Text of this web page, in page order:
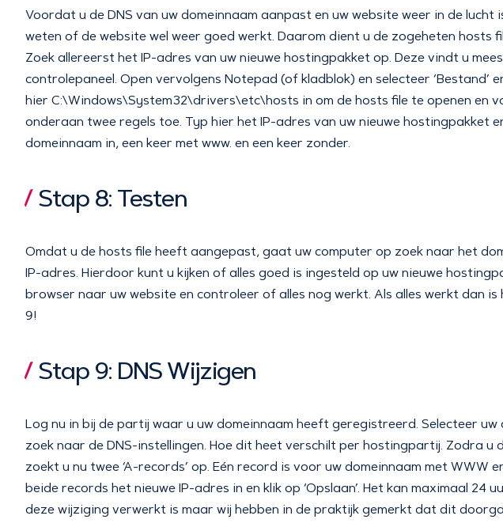
Voordat u de DNS van uw domeinnaam aanpast en uw website weer in de lucht
weten of de website wel weer goed werkt. Daarom dient u de zogeheten hosts
Zoek allereerst het IP-adres van uw nieuwe hostingpakket op. Deze vindt u
controlepaneel. Open vervolgens Notepad (of kladblok) en selecteer ‘Bestand’ en
hier C:\Windows\System32\drivers\etc\hosts in om de hosts file te openen en
onderaan twee regels toe. Typ hier het IP-adres van uw nieuwe hostingpakket
domeinnaam in, een keer met www. en een keer zonder.
Stap 8: Testen
Omdat u de hosts file heeft aangepast, gaat uw computer op zoek naar het
IP-adres. Hierdoor kunt u kijken of alles goed is ingesteld op uw nieuwe
browser naar uw website en controleer of alles nog werkt. Als alles werkt dan
9!
Stap 9: DNS Wijzigen
Log nu in bij de partij waar u uw domeinnaam heeft geregistreerd. Selecteer uw
zoek naar de DNS-instellingen. Hoe dit heet verschilt per hostingpartij. Zodra u
zoekt u nu twee ‘A-records’ op. Eén record is voor uw domeinnaam met WWW
beide records het nieuwe IP-adres in en klik op ‘Opslaan’. Het kan maximaal 24
deze wijziging verwerkt is maar wij hebben in de praktijk gemerkt dat dit